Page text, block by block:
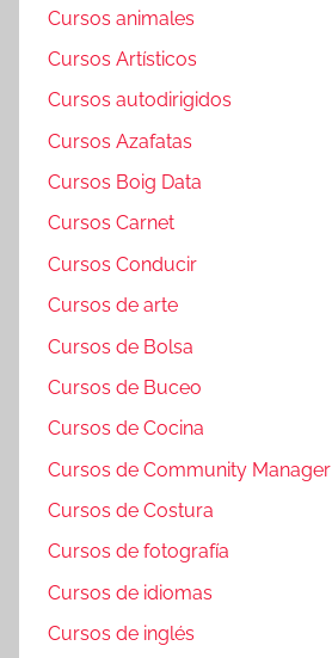
Cursos animales
Cursos Artísticos
Cursos autodirigidos
Cursos Azafatas
Cursos Boig Data
Cursos Carnet
Cursos Conducir
Cursos de arte
Cursos de Bolsa
Cursos de Buceo
Cursos de Cocina
Cursos de Community Manager
Cursos de Costura
Cursos de fotografía
Cursos de idiomas
Cursos de inglés